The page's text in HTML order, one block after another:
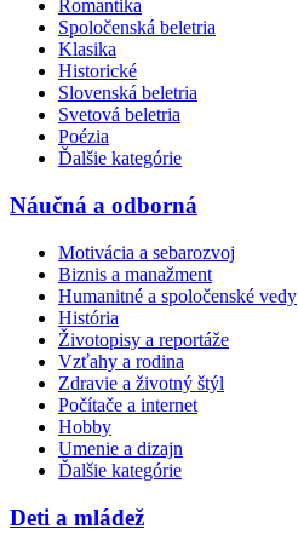
Romantika
Spoločenská beletria
Klasika
Historické
Slovenská beletria
Svetová beletria
Poézia
Ďalšie kategórie
Náučná a odborná
Motivácia a sebarozvoj
Biznis a manažment
Humanitné a spoločenské vedy
História
Životopisy a reportáže
Vzťahy a rodina
Zdravie a životný štýl
Počítače a internet
Hobby
Umenie a dizajn
Ďalšie kategórie
Deti a mládež